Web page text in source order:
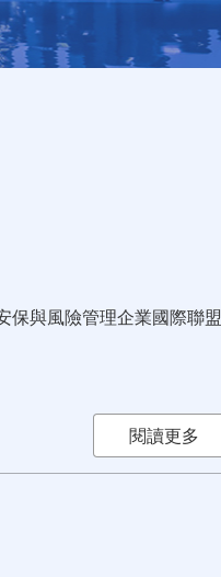
保與風險管理企業國際聯盟
閱讀更多